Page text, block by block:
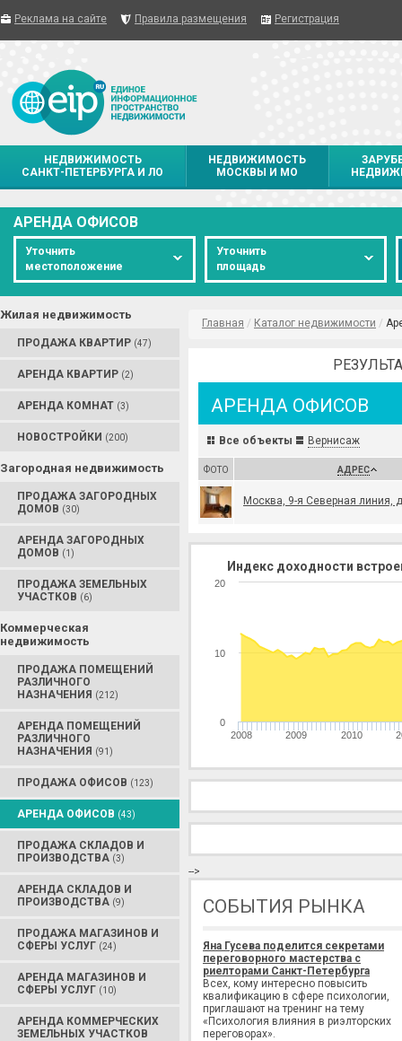
Реклама на сайте Правила размещения Регистрация
НЕДВИЖИМОСТЬ
САНКТ-ПЕТЕРБУРГА И ЛО
НЕДВИЖИМОСТЬ
МОСКВЫ И МО
АРЕНДА ОФИСОВ
Уточнить
местоположение
Уточнить
площадь
Жилая недвижимость
ПРОДАЖА КВАРТИР (47)
АРЕНДА КВАРТИР (2)
АРЕНДА КОМНАТ (3)
НОВОСТРОЙКИ (200)
Загородная недвижимость
ПРОДАЖА ЗАГОРОДНЫХ
ДОМОВ (30)
АРЕНДА ЗАГОРОДНЫХ
ДОМОВ (1)
ПРОДАЖА ЗЕМЕЛЬНЫХ
УЧАСТКОВ (6)
Коммерческая
недвижимость
ПРОДАЖА ПОМЕЩЕНИЙ
РАЗЛИЧНОГО
НАЗНАЧЕНИЯ (212)
АРЕНДА ПОМЕЩЕНИЙ
РАЗЛИЧНОГО
НАЗНАЧЕНИЯ (91)
ПРОДАЖА ОФИСОВ (123)
АРЕНДА ОФИСОВ (43)
ПРОДАЖА СКЛАДОВ И
ПРОИЗВОДСТВА (3)
АРЕНДА СКЛАДОВ И
ПРОИЗВОДСТВА (9)
ПРОДАЖА МАГАЗИНОВ И
СФЕРЫ УСЛУГ (24)
АРЕНДА МАГАЗИНОВ И
СФЕРЫ УСЛУГ (10)
АРЕНДА КОММЕРЧЕСКИХ
ЗЕМЕЛЬНЫХ УЧАСТКОВ
Главная / Каталог недвижимости /
АРЕНДА ОФИСОВ
Все объекты Вернисаж
ФОТО АДРЕС
Москва, 9-я Северная линия,
Индекс доходности
2008 2009 2010
0
10
20
-->
СОБЫТИЯ РЫНКА
Яна Гусева поделится секретами
переговорного мастерства с
риелторами Санкт-Петербурга
Всех, кому интересно повысить
квалификацию в сфере психологии,
приглашают на тренинг на тему
«Психология влияния в риэлторских
переговорах».